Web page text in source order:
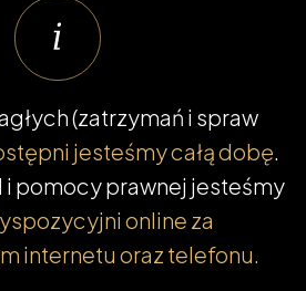
(zatrzymań i spraw
jesteśmy całą dobę.
i pomocy prawnej jesteśmy
online za
internetu oraz telefonu.